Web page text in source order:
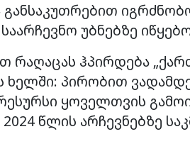
უბნებზე
რაღაცას ჰპირდება
პირობით
რესურსი ყოველთვის
2024 წლის არჩევნებზე